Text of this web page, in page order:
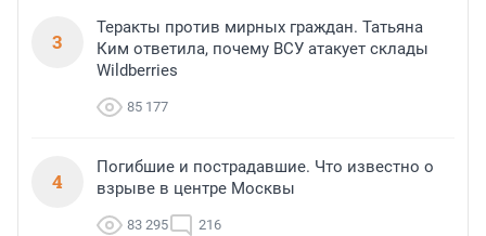
3
Теракты против мирных граждан. Татьяна
Ким ответила, почему ВСУ атакует склады
Wildberries
85 177
4
Погибшие и пострадавшие. Что известно о
взрыве в центре Москвы
83 295 216